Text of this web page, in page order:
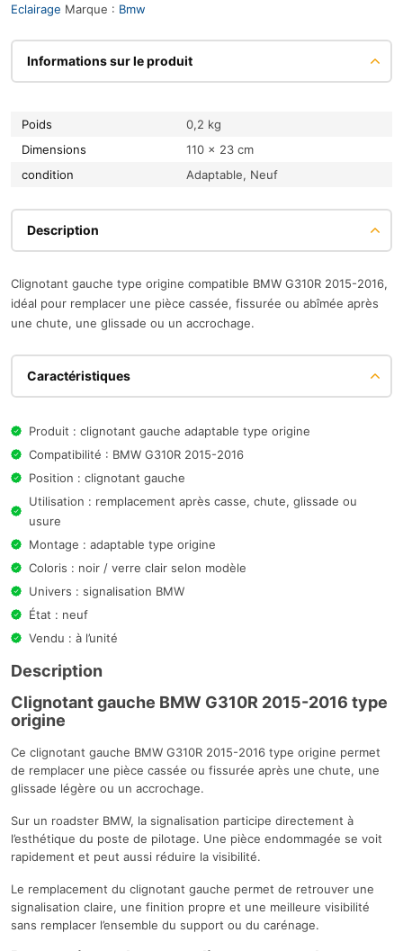
Eclairage Marque : Bmw
Informations sur le produit
Poids
0,2 kg
Dimensions
110 × 23 cm
condition
Adaptable, Neuf
Description
Clignotant gauche type origine compatible BMW G310R 2015-2016,
idéal pour remplacer une pièce cassée, fissurée ou abîmée après
une chute, une glissade ou un accrochage.
Caractéristiques
Produit : clignotant gauche adaptable type origine
Compatibilité : BMW G310R 2015-2016
Position : clignotant gauche
Utilisation : remplacement après casse, chute, glissade ou
usure
Montage : adaptable type origine
Coloris : noir / verre clair selon modèle
Univers : signalisation BMW
État : neuf
Vendu : à l’unité
Description
Clignotant gauche BMW G310R 2015-2016 type
origine
Ce clignotant gauche BMW G310R 2015-2016 type origine permet
de remplacer une pièce cassée ou fissurée après une chute, une
glissade légère ou un accrochage.
Sur un roadster BMW, la signalisation participe directement à
l’esthétique du poste de pilotage. Une pièce endommagée se voit
rapidement et peut aussi réduire la visibilité.
Le remplacement du clignotant gauche permet de retrouver une
signalisation claire, une finition propre et une meilleure visibilité
sans remplacer l’ensemble du support ou du carénage.